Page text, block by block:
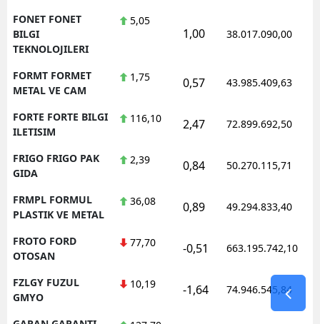
FONET FONET
BILGI
TEKNOLOJILERI
5,05
1,00 38.017.090,00
FORMT FORMET
METAL VE CAM
1,75 0,57 43.985.409,63
FORTE FORTE BILGI
ILETISIM
116,10 2,47 72.899.692,50
FRIGO FRIGO PAK
GIDA
2,39 0,84 50.270.115,71
FRMPL FORMUL
PLASTIK VE METAL
36,08 0,89 49.294.833,40
FROTO FORD
OTOSAN
77,70 -0,51 663.195.742,10
FZLGY FUZUL
GMYO
10,19 -1,64 74.946.545,84